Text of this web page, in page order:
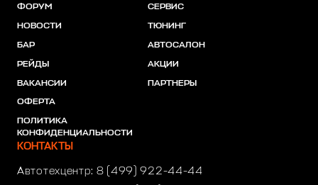
ФОРУМ
НОВОСТИ
БАР
РЕЙДЫ
ВАКАНСИИ
ОФЕРТА
ПОЛИТИКА
КОНФИДЕНЦИАЛЬНОСТИ
СЕРВИС
ТЮНИНГ
АВТОСАЛОН
АКЦИИ
ПАРТНЕРЫ
КОНТАКТЫ
Автотехцентр: 8 (499) 922-44-44